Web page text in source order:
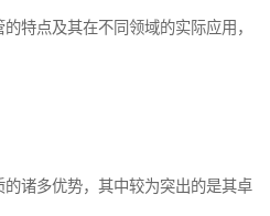
特点及其在不同领域的实际应用，
诸多优势，其中较为突出的是其卓